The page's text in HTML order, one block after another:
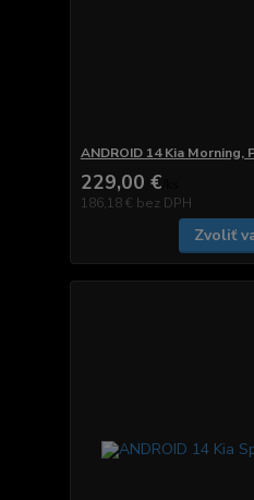
ANDROID 14 Kia
229,00 €
186,18 € bez DPH
Zvoliť